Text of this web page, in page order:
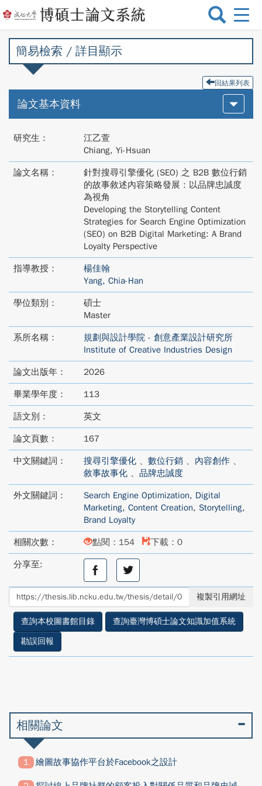
選
切
簡易檢索 / 詳目顯示
回結果列表
論文基本資料
研究生：
江乙萱
Chiang, Yi-Hsuan
論文名稱：
針對搜尋引擎優化 (SEO) 之 B2B 數位行銷
的故事敘述內容策略發展：以品牌忠誠度
為視角
Developing the Storytelling Content
Strategies for Search Engine Optimization
(SEO) on B2B Digital Marketing: A Brand
Loyalty Perspective
指導教授：
楊佳翰
Yang, Chia-Han
學位類別：
碩士
Master
系所名稱：
規劃與設計學院 - 創意產業設計研究所
Institute of Creative Industries Design
論文出版年： 2026
畢業學年度： 113
語文別： 英文
論文頁數： 167
中文關鍵詞： 搜尋引擎優化 、 數位行銷 、 內容創作 、
敘事故事化 、 品牌忠誠度
外文關鍵詞： Search Engine Optimization, Digital
Marketing, Content Creation, Storytelling,
Brand Loyalty
相關次數： 點閱：154 下載：0
分享至:
分
至
facebook
分
享
至
twitter
複製引用網址
查詢本校圖書館目錄
查詢臺灣博碩士論文知識加值系統
勘誤回報
相關論文
繪圖故事協作平台於Facebook之設計